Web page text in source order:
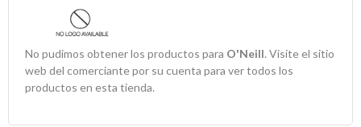
No pudimos obtener los productos para O'Neill. Visite el sitio
web del comerciante por su cuenta para ver todos los
productos en esta tienda.